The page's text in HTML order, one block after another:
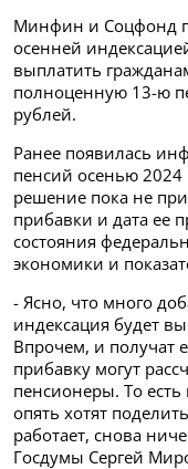
Минфин и Соцфонд
осенней
выплатить
полноценную 13-ю
рублей.
Ранее появилась
пенсий осенью 2024
решение пока не
прибавки и дата ее
состояния
экономики и
- Ясно, что много
индексация будет
Впрочем, и получат
прибавку могут
пенсионеры. То есть
опять хотят
работает, снова
Госдумы Сергей